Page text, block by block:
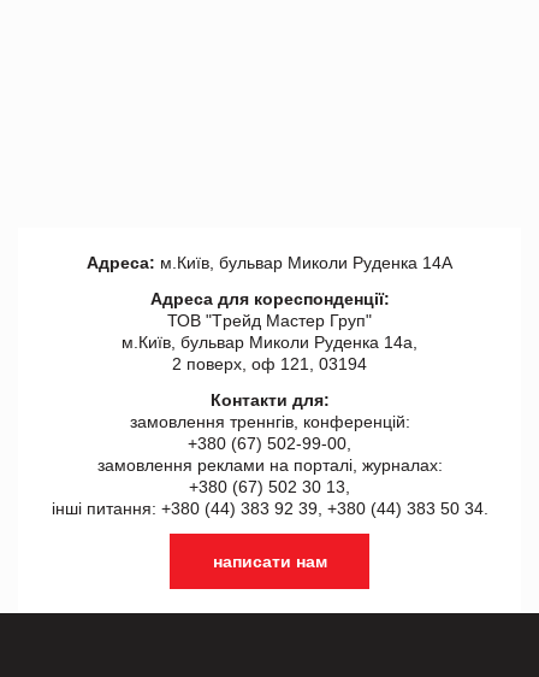
Адреса: м.Київ, бульвар Миколи Руденка 14А
Адреса для кореспонденції:
ТОВ "Tрейд Мастер Груп"
м.Київ, бульвар Миколи Руденка 14а,
2 поверх, оф 121, 03194
Контакти для:
замовлення треннгів, конференцій:
+380 (67) 502-99-00,
замовлення реклами на порталі, журналах:
+380 (67) 502 30 13,
інші питання: +380 (44) 383 92 39, +380 (44) 383 50 34.
написати нам